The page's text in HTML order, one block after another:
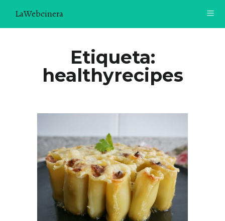
LaWebcinera
VIDEORECETAS
SOBRE MÍ
¿TE GUSTARÍA UNIRTE A NUESTRA AVENTURA GASTRON
ÚNETE A LA NEWSLETTER
RECOMENDACIONES
Etiqueta:
healthyrecipes